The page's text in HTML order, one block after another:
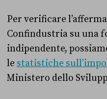
Per verificare
Confindustria su una
indipendente,
le statistiche
Ministero dello